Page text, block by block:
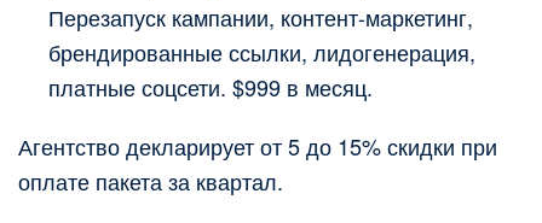
Перезапуск кампании, контент-маркетинг,
брендированные ссылки, лидогенерация,
платные соцсети. $999 в месяц.
Агентство декларирует от 5 до 15% скидки при
оплате пакета за квартал.